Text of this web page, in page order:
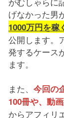
げなかった男が
1000万円を
公開します。
発するケース
ます。
また、 今回の
100冊や、動
からアフィリ